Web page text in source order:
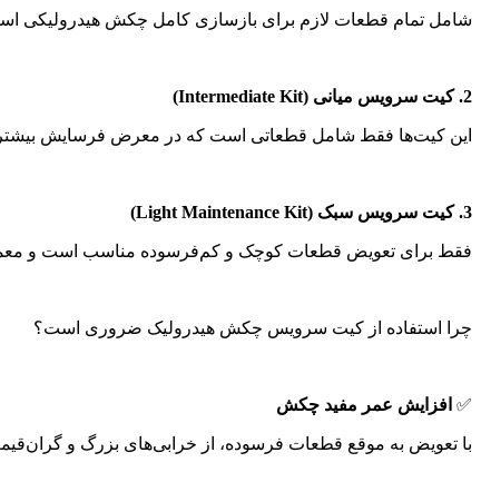
شامل تمام قطعات لازم برای بازسازی کامل چکش هیدرولیکی
2. کیت سرویس میانی (
Intermediate Kit
)
این کیت‌ها فقط شامل قطعاتی است که در معرض فرسایش
3. کیت سرویس سبک (
Light Maintenance Kit
)
فقط برای تعویض قطعات کوچک و کم‌فرسوده مناسب است و
چرا استفاده از کیت سرویس چکش هیدرولیک ضروری است؟
✅ افزایش عمر مفید چکش
با تعویض به موقع قطعات فرسوده، از خرابی‌های بزرگ و